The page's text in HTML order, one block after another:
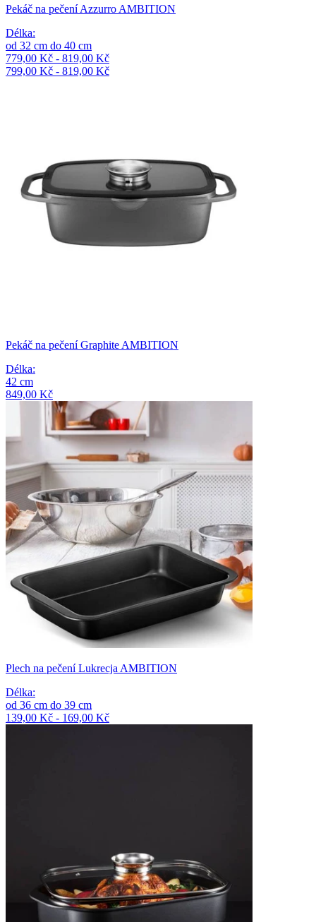
Pekáč na pečení Azzurro AMBITION
Délka:
od 32 cm do 40 cm
779,00 Kč - 819,00 Kč
799,00 Kč - 819,00 Kč
Pekáč na pečení Graphite AMBITION
Délka:
42 cm
849,00 Kč
Plech na pečení Lukrecja AMBITION
Délka:
od 36 cm do 39 cm
139,00 Kč - 169,00 Kč